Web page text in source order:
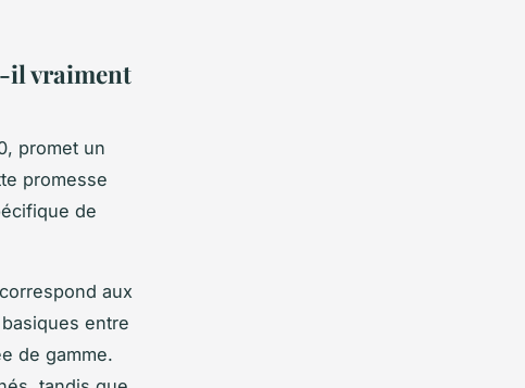
il vraiment
promet un
promesse
de
correspond aux
entre
de gamme.